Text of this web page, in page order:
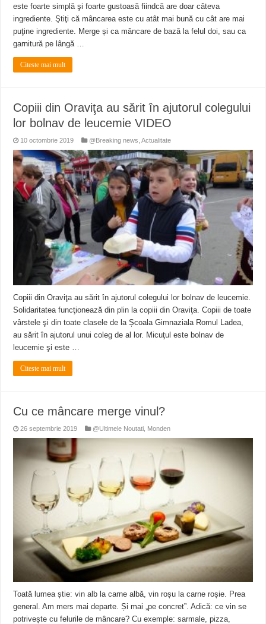
este foarte simplă şi foarte gustoasă fiindcă are doar câteva
ingrediente. Ştiţi că mâncarea este cu atât mai bună cu cât are mai
puţine ingrediente. Merge și ca mâncare de bază la felul doi, sau ca
garnitură pe lângă …
Citeste mai mult
Copiii din Oraviţa au sărit în ajutorul colegului
lor bolnav de leucemie VIDEO
10 octombrie 2019 @Breaking news ,Actualitate
Copiii din Oraviţa au sărit în ajutorul colegului lor bolnav de leucemie.
Solidaritatea funcţionează din plin la copiii din Oraviţa. Copiii de toate
vârstele şi din toate clasele de la Școala Gimnaziala Romul Ladea,
au sărit în ajutorul unui coleg de al lor. Micuţul este bolnav de
leucemie şi este …
Citeste mai mult
Cu ce mâncare merge vinul?
26 septembrie 2019 @Ultimele Noutati Monden
Toată lumea știe: vin alb la carne albă, vin roșu la carne roșie. Prea
general. Am mers mai departe. Și mai „pe concret”. Adică: ce vin se
potrivește cu felurile de mâncare? Cu exemple: sarmale, pizza,